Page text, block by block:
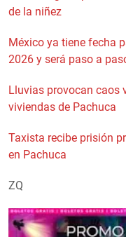
de la niñez
México ya tiene fecha
2026 y será paso a
Lluvias provocan caos
viviendas de Pachuca
Taxista recibe prisión
en Pachuca
ZQ